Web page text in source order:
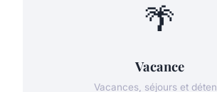
🌴
Vacance
Vacances, séjours et